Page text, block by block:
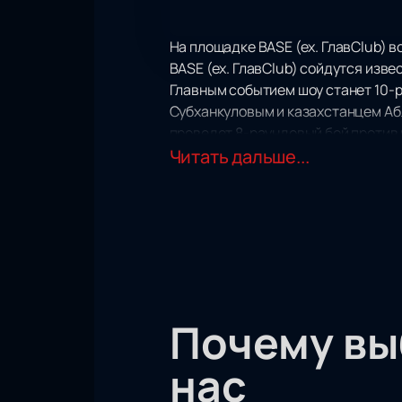
На площадке BASE (ex. ГлавClub)
BASE (ex. ГлавClub) сойдутся
Главным событием шоу станет 10-
Субханкуловым и казахстанцем
проведет 8-раундовый бой
Приготовьтесь увидеть
Читать дальше...
Почему
нас